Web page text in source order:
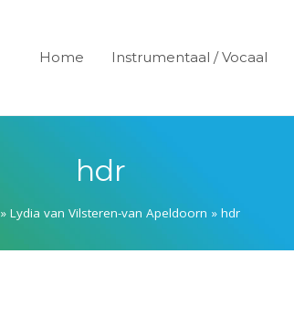
Home Instrumentaal / Vocaal
hdr
» Lydia van Vilsteren-van Apeldoorn » hdr